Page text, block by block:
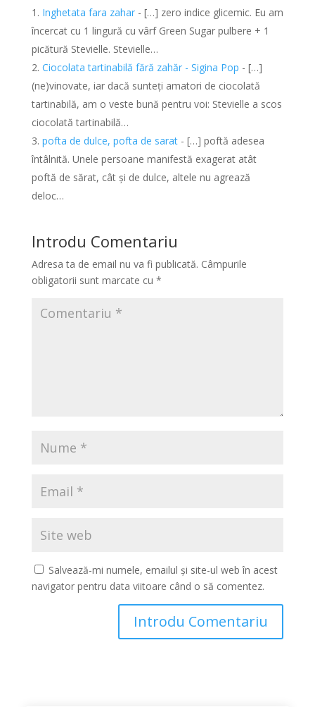
Inghetata fara zahar- […] zero indice glicemic. Eu am
încercat cu 1 lingură cu vârf Green Sugar pulbere + 1
picătură Stevielle. Stevielle…
Ciocolata tartinabilă fără zahăr - Sigina Pop - […]
(ne)vinovate, iar dacă sunteți amatori de ciocolată
tartinabilă, am o veste bună pentru voi: Stevielle a scos
ciocolată tartinabilă…
pofta de dulce, pofta de sarat- […] poftă adesea
întâlnită. Unele persoane manifestă exagerat atât
poftă de sărat, cât și de dulce, altele nu agrează
deloc…
Introdu Comentariu
Adresa ta de email nu va fi publicată. Câmpurile
obligatorii sunt marcate cu *
Salvează-mi numele, emailul și site-ul web în acest
navigator pentru data viitoare când o să comentez.